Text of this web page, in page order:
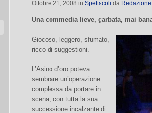
Ottobre 21, 2008 in Spettacoli da Redazione
Una commedia lieve, garbata, mai
Giocoso, leggero, sfumato,
ricco di suggestioni.
L’Asino d’oro poteva
sembrare un’operazione
complessa da portare in
scena, con tutta la sua
successione incalzante di